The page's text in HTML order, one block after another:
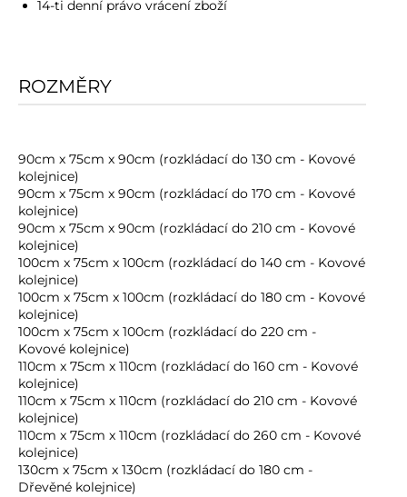
14-ti denní právo vrácení zboží
ROZMĚRY
90cm x 75cm x 90cm (rozkládací do 130 cm - Kovové
kolejnice)
90cm x 75cm x 90cm (rozkládací do 170 cm - Kovové
kolejnice)
90cm x 75cm x 90cm (rozkládací do 210 cm - Kovové
kolejnice)
100cm x 75cm x 100cm (rozkládací do 140 cm - Kovové
kolejnice)
100cm x 75cm x 100cm (rozkládací do 180 cm - Kovové
kolejnice)
100cm x 75cm x 100cm (rozkládací do 220 cm -
Kovové kolejnice)
110cm x 75cm x 110cm (rozkládací do 160 cm - Kovové
kolejnice)
110cm x 75cm x 110cm (rozkládací do 210 cm - Kovové
kolejnice)
110cm x 75cm x 110cm (rozkládací do 260 cm - Kovové
kolejnice)
130cm x 75cm x 130cm (rozkládací do 180 cm -
Dřevěné kolejnice)